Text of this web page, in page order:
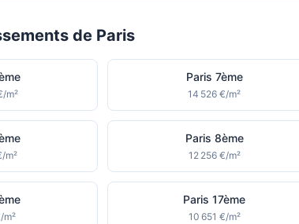
de Paris
m²
Paris 7ème
14 526 €/m²
m²
Paris 8ème
12 256 €/m²
m²
Paris 17ème
10 651 €/m²